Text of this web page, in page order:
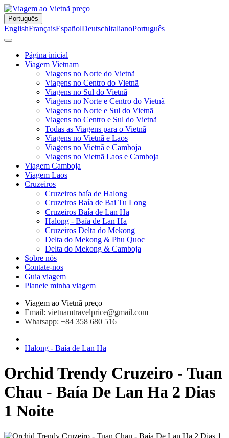
Português
EnglishFrançaisEspañolDeutschItalianoPortuguês
Página inicial
Viagem Vietnam
Viagens no Norte do Vietnã
Viagens no Centro do Vietnã
Viagens no Sul do Vietnã
Viagens no Norte e Centro do Vietnã
Viagens no Norte e Sul do Vietnã
Viagens no Centro e Sul do Vietnã
Todas as Viagens para o Vietnã
Viagens no Vietnã e Laos
Viagens no Vietnã e Camboja
Viagens no Vietnã Laos e Camboja
Viagem Camboja
Viagem Laos
Cruzeiros
Cruzeiros baía de Halong
Cruzeiros Baía de Bai Tu Long
Cruzeiros Baía de Lan Ha
Halong - Baía de Lan Ha
Cruzeiros Delta do Mekong
Delta do Mekong & Phu Quoc
Delta do Mekong & Camboja
Sobre nós
Contate-nos
Guia viagem
Planeie minha viagem
Viagem ao Vietnã preço
Email: vietnamtravelprice@gmail.com
Whatsapp: +84 358 680 516
Halong - Baía de Lan Ha
Orchid Trendy Cruzeiro - Tuan
Chau - Baía De Lan Ha 2 Dias
1 Noite